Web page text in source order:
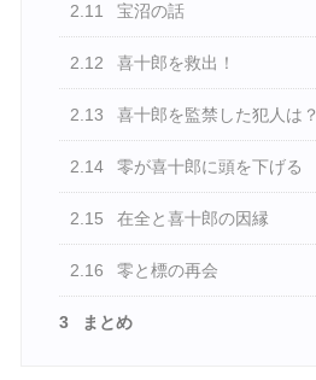
2.11 宝沼の話
2.12 喜十郎を救出！
2.13 喜十郎を監禁した犯人は？
2.14 零が喜十郎に頭を下げる
2.15 在全と喜十郎の因縁
2.16 零と標の再会
3 まとめ